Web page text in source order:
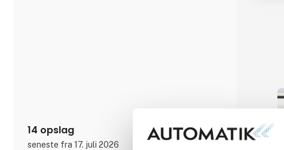
14 opslag
seneste fra 17. juli 2026